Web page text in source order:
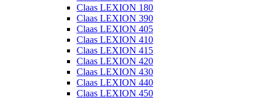
Claas LEXION 180
Claas LEXION 390
Claas LEXION 405
Claas LEXION 410
Claas LEXION 415
Claas LEXION 420
Claas LEXION 430
Claas LEXION 440
Claas LEXION 450